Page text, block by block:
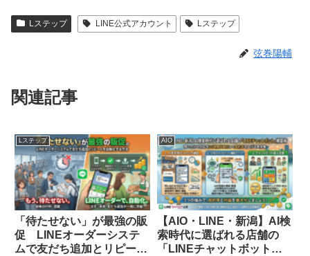
Lステップ LINE公式アカウント Lステップ
弦巻陽輔
関連記事
Lステップ
「待たせない」が最強の販
促 LINEオーダーシステ
ムで友だち追加とリピート
AIO
【AIO・LINE・新潟】AI検
索時代に選ばれる店舗の
「LINEチャットボット」